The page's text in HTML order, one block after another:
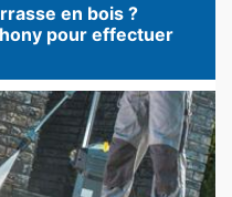
en bois ?
pour effectuer